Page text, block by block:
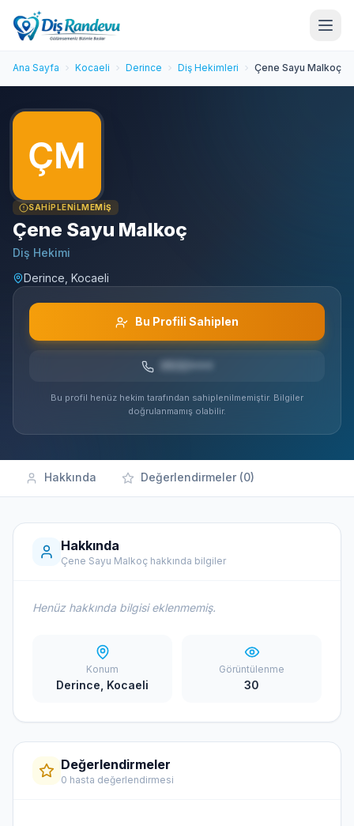
Ana Sayfa Kocaeli Derince Diş Hekimleri Çene Sayu Malkoç
SAHIPLENILMEMIŞ
Çene Sayu Malkoç
Diş Hekimi
Derince, Kocaeli
Bu Profili Sahiplen
Bu profil henüz hekim tarafından sahiplenilmemiştir. Bilgiler
doğrulanmamış olabilir.
Hakkında Değerlendirmeler (0)
Hakkında
Çene Sayu Malkoç hakkında bilgiler
Henüz hakkında bilgisi eklenmemiş.
Konum
Derince, Kocaeli
Görüntülenme
30
Değerlendirmeler
0 hasta değerlendirmesi